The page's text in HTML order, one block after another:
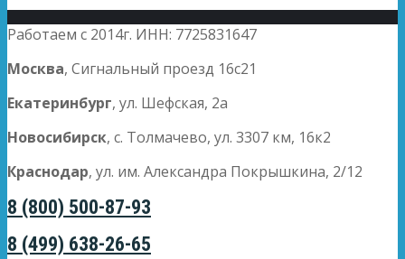
Работаем с 2014г. ИНН: 7725831647
Москва, Сигнальный проезд 16с21
Екатеринбург, ул. Шефская, 2а
Новосибирск, с. Толмачево, ул. 3307 км, 16к2
Краснодар, ул. им. Александра Покрышкина, 2/12
8 (800) 500-87-93
8 (499) 638-26-65